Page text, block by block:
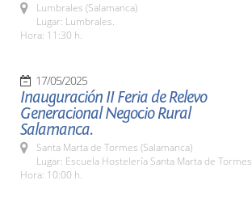
Lumbrales (Salamanca)
Lugar: Lumbrales.
Hora: 11:30 h.
17/05/2025
Inauguración II Feria de Relevo
Generacional Negocio Rural
Salamanca.
Santa Marta de Tormes (Salamanca)
Lugar: Escuela Hostelería Santa Marta de Tormes
Hora: 10:00 h.